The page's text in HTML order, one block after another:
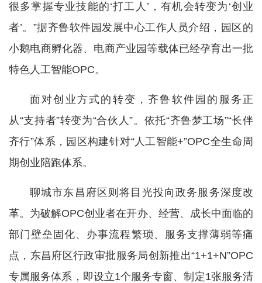
很多掌握专业技能的‘打工人’，有机会转变为‘创业
者’。”据齐鲁软件园发展中心工作人员介绍，园区的
小鹅电商孵化器、电商产业园等载体已经孕育出一批
特色人工智能OPC。
面对创业方式的转变，齐鲁软件园的服务正
从“支持者”转变为“合伙人”。依托“齐鲁梦工场”“长伴
齐行”体系，园区构建针对“人工智能+”OPC全生命周
期创业陪跑体系。
聊城市东昌府区则将目光投向政务服务深度改
革。为破解OPC创业者在开办、经营、成长中面临的
部门壁垒固化、办事流程繁琐、服务支撑薄弱等痛
点，东昌府区行政审批服务局创新推出“1+1+N”OPC
专属服务体系，即设立1个服务专窗、制定1张服务清